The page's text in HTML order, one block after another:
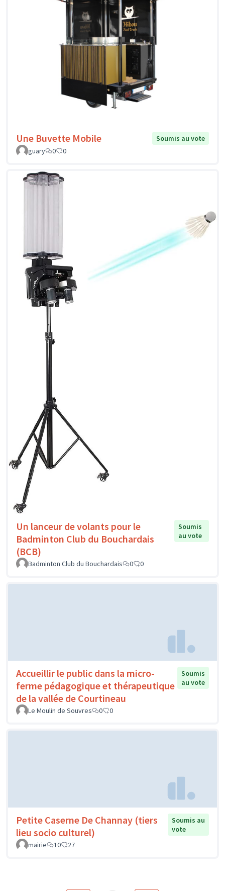
Une Buvette Mobile
Soumis au vote
guary
0 0
Un lanceur de volants pour le
Badminton Club du Bouchardais
(BCB)
Soumis
au vote
Badminton Club du Bouchardais 0 0
Accueillir le public dans la micro-
ferme pédagogique et thérapeutique
de la vallée de Courtineau
Soumis
au vote
Le Moulin de Souvres 0 0
Petite Caserne De Channay (tiers
lieu socio culturel)
Soumis au
vote
mairie
10 27